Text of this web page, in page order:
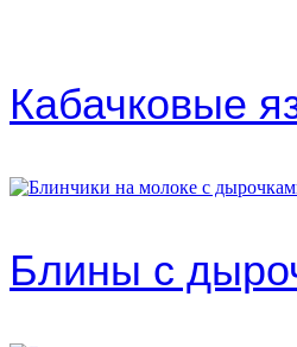
Кабачковые
Блины с